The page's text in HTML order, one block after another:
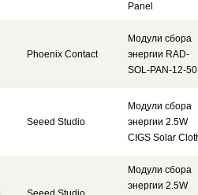
Panel
Phoenix Contact
Модули сбора
энергии RAD-
SOL-PAN-12-50
Seeed Studio
Модули сбора
энергии 2.5W
CIGS Solar
Модули сбора
энергии 2.5W